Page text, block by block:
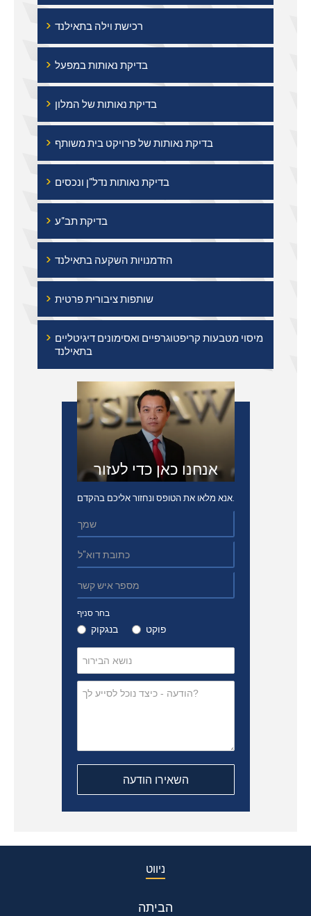
› רכישת וילה בתאילנד
› בדיקת נאותות במפעל
› בדיקת נאותות של המלון
› בדיקת נאותות של פרויקט בית משותף
› בדיקת נאותות נדל"ן ונכסים
› בדיקת תב"ע
› הזדמנויות השקעה בתאילנד
› שותפות ציבורית פרטית
› מיסוי מטבעות קריפטוגרפיים ואסימונים דיגיטליים
בתאילנד
אנחנו כאן כדי לעזור
אנא מלאו את הטופס ונחזור אליכם בהקדם.
בחר סניף
בנגקוק פוקט
ניווט
הביתה